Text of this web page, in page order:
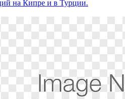
на Кипре и в Турции.